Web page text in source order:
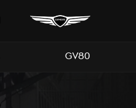
GV80